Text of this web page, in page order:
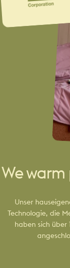
We
Unser
Technologie, die
haben sich über